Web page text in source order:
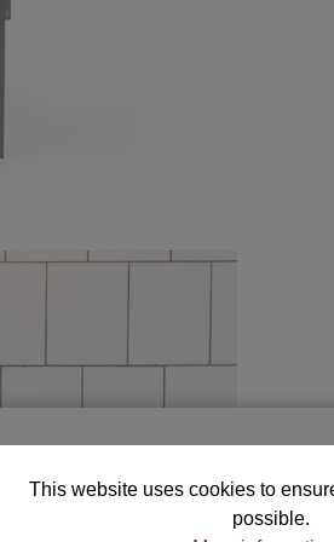
up to 5 color and fabric
combination for
This website uses cookies to
possible.